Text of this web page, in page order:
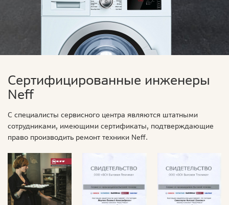
Сертифицированные инженеры
Neff
С специалисты сервисного центра являются штатными
сотрудниками, имеющими сертификаты, подтверждающие
право производить ремонт техники Neff.